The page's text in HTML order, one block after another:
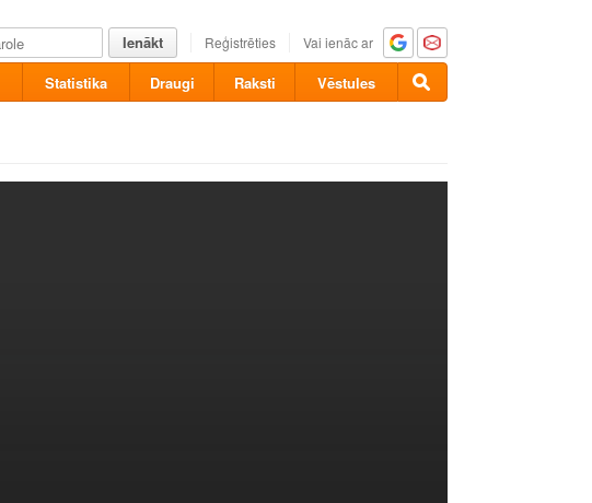
Ienākt Reģistrēties Vai ienāc ar
Statistika Draugi Raksti Vēstules